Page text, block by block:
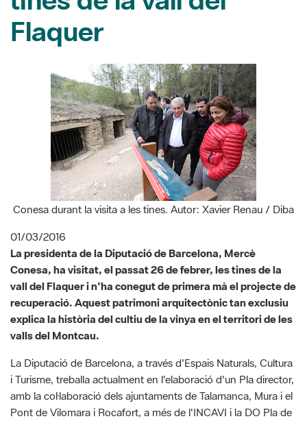
Conesa durant la visita a les tines. Autor: Xavier Renau / Diba
01/03/2016
La presidenta de la Diputació de Barcelona, Mercè
vall del Flaquer i n'ha conegut de primera mà el projecte de
recuperació. Aquest patrimoni arquitectònic tan exclusiu
explica la història del cultiu de la vinya en el territori de les
valls del Montcau.
La Diputació de Barcelona, a través d'Espais Naturals, Cultura
i Turisme, treballa actualment en l'elaboració d'un Pla director,
Pont de Vilomara i Rocafort, a més de l'INCAVI i la DO Pla de
Bages, per a la promoció econòmica i turística d'aquest
patrimoni, que es troba dins l'àmbit del Parc Natural de Sant
Llorenç del Munt i l'Obac.